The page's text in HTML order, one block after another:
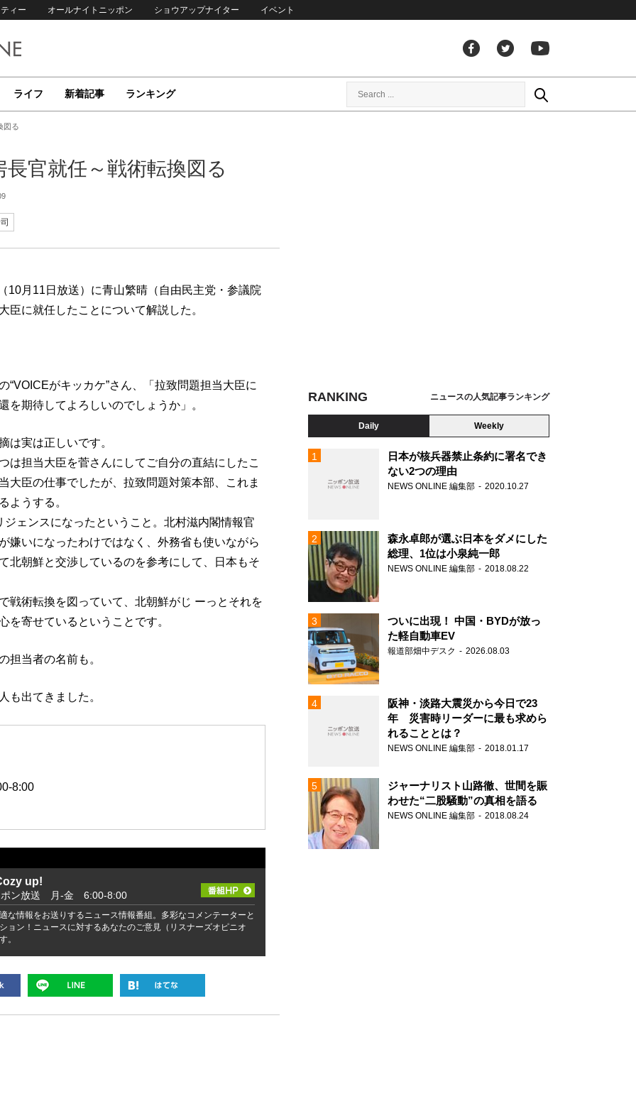
ィー オールナイトニッポン ショウアップナイター イベント
ライフ 新着記事 ランキング
図る
官就任～戦術転換図る
10月11日放送）に青山繁晴（自由民主党・参議院
臣に就任したことについて解説した。
がキッカケ”さん、「拉致問題担当大臣に
を期待してよろしいのでしょうか」。
は実は正しいです。
は担当大臣を菅さんにしてご自分の直結にしたこ
大臣の仕事でしたが、拉致問題対策本部、これま
ようする。
ェンスになったということ。北村滋内閣情報官
嫌いになったわけではなく、外務省も使いながら
北朝鮮と交渉しているのを参考にして、日本もそ
戦術転換を図っていて、北朝鮮がじ ーっとそれを
を寄せているということです。
担当者の名前も。
も出てきました。
8:00
up!
ポン放送 月-金 6:00-8:00
な情報をお送りするニュース情報番組。多彩なコメンテーターと
ョン！ニュースに対するあなたのご意見（リスナーズオピニオ
。
RANKING ニュースの人気記事ランキング
Daily Weekly
日本が核兵器禁止条約に署名でき
ない2つの理由
NEWS ONLINE 編集部 2020.10.27
森永卓郎が選ぶ日本をダメにした
総理、1位は小泉純一郎
NEWS ONLINE 編集部 2018.08.22
ついに出現！ 中国・BYDが放っ
た軽自動車EV
報道部畑中デスク 2026.08.03
阪神・淡路大震災から今日で23
年 災害時リーダーに最も求めら
れることとは？
NEWS ONLINE 編集部 2018.01.17
ジャーナリスト山路徹、世間を賑
わせた“二股騒動”の真相を語る
NEWS ONLINE 編集部 2018.08.24